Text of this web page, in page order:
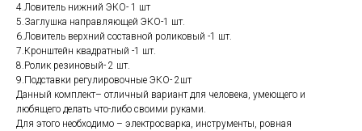
4.Ловитель нижний ЭКО- 1 шт
5.Заглушка направляющей ЭКО-1 шт.
6.Ловитель верхний составной роликовый -1 шт.
7.Кронштейн квадратный -1 шт.
8.Ролик резиновый- 2 шт.
9.Подставки регулировочные ЭКО- 2шт
Данный комплект– отличный вариант для человека, умеющего и
любящего делать что-либо своими руками.
Для этого необходимо – электросварка, инструменты, ровная